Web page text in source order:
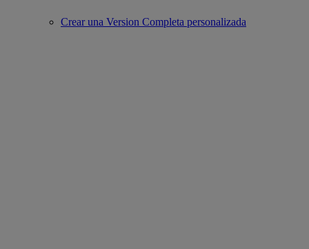
Crear una Version Completa personalizada